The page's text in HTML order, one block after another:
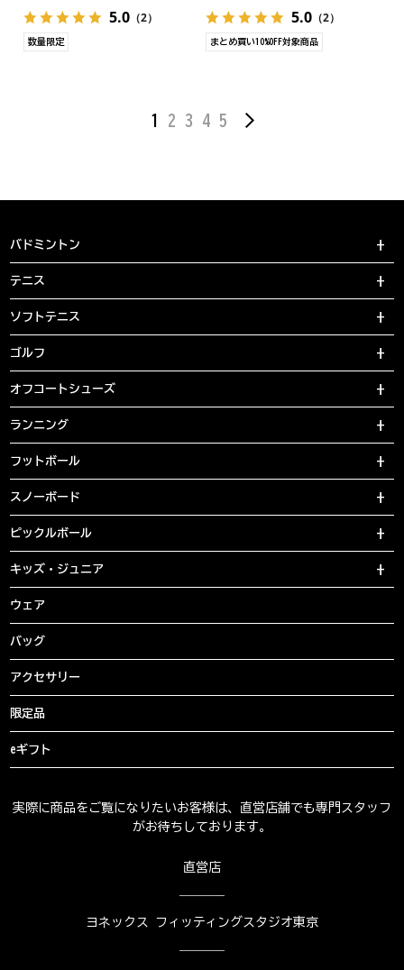
5.0 （2）
数量限定
5.0（2）
まとめ買い10%OFF対象商品
1 2 3 4 5
バドミントン
テニス
ソフトテニス
ゴルフ
オフコートシューズ
ランニング
フットボール
スノーボード
ピックルボール
キッズ・ジュニア
ウェア
バッグ
アクセサリー
限定品
eギフト
実際に商品をご覧になりたいお客様は、直営店舗でも専門スタッフ
がお待ちしております。
直営店
ヨネックス フィッティングスタジオ東京